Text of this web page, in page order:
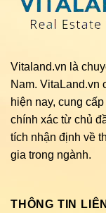
Vitaland.vn là
Nam. VitaLand.vn
hiện nay, cung
chính xác từ chủ
tích nhận định về
gia trong ngành.
THÔNG TIN